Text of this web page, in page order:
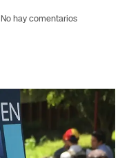
No hay comentarios